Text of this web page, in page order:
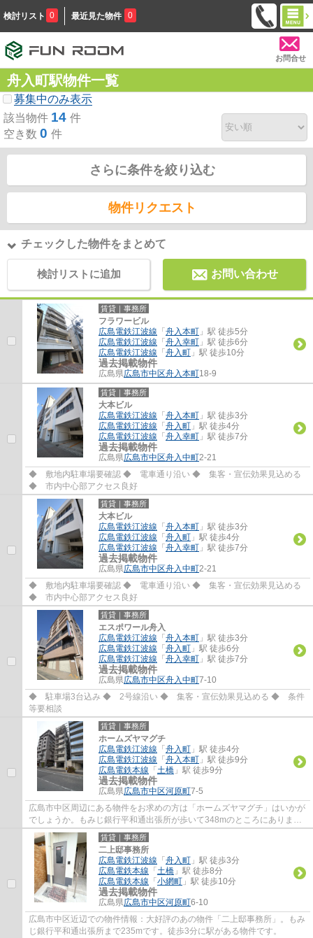
検討リスト 0 最近見た物件 0
お問合せ
舟入町駅物件一覧
募集中のみ表示
該当物件 14 件
空き数 0 件
さらに条件を絞り込む
物件リクエスト
チェックした物件をまとめて
検討リストに追加 お問い合わせ
賃貸｜事務所
フラワービル
広島電鉄江波線 「 舟入本町 」駅 徒歩5分
広島電鉄江波線 「 舟入幸町 」駅 徒歩6分
広島電鉄江波線 「 舟入町 」駅 徒歩10分
過去掲載物件
広島県広島市中区舟入本町18-9
賃貸｜事務所
大本ビル
広島電鉄江波線 「 舟入本町 」駅 徒歩3分
広島電鉄江波線 「 舟入町 」駅 徒歩4分
広島電鉄江波線 「 舟入幸町 」駅 徒歩7分
過去掲載物件
広島県広島市中区舟入中町2-21
◆ 敷地内駐車場要確認 ◆ 電車通り沿い ◆ 集客・宣伝効果見込める
◆ 市内中心部アクセス良好
賃貸｜事務所
大本ビル
広島電鉄江波線 「 舟入本町 」駅 徒歩3分
広島電鉄江波線 「 舟入町 」駅 徒歩4分
広島電鉄江波線 「 舟入幸町 」駅 徒歩7分
過去掲載物件
広島県広島市中区舟入中町2-21
◆ 敷地内駐車場要確認 ◆ 電車通り沿い ◆ 集客・宣伝効果見込める
◆ 市内中心部アクセス良好
賃貸｜事務所
エスポワール舟入
広島電鉄江波線 「 舟入本町 」駅 徒歩3分
広島電鉄江波線 「 舟入町 」駅 徒歩6分
広島電鉄江波線 「 舟入幸町 」駅 徒歩7分
過去掲載物件
広島県広島市中区舟入中町7-10
◆ 駐車場3台込み ◆ 2号線沿い ◆ 集客・宣伝効果見込める ◆ 条件
等要相談
賃貸｜事務所
ホームズヤマグチ
広島電鉄江波線 「 舟入町 」駅 徒歩4分
広島電鉄江波線 「 舟入本町 」駅 徒歩9分
広島電鉄本線 「 土橋 」駅 徒歩9分
過去掲載物件
広島県広島市中区河原町7-5
広島市中区周辺にある物件をお求めの方は「ホームズヤマグチ」はいかが
でしょうか。もみじ銀行平和通出張所が歩いて348mのところにありま
す。徒歩4分に駅がある物件です。
賃貸｜事務所
二上邸事務所
広島電鉄江波線 「 舟入町 」駅 徒歩3分
広島電鉄本線 「 土橋 」駅 徒歩8分
広島電鉄本線 「 小網町 」駅 徒歩10分
過去掲載物件
広島県広島市中区河原町6-10
広島市中区近辺での物件情報：大好評のあの物件「二上邸事務所」。もみ
じ銀行平和通出張所まで235mです。徒歩3分に駅がある物件です。